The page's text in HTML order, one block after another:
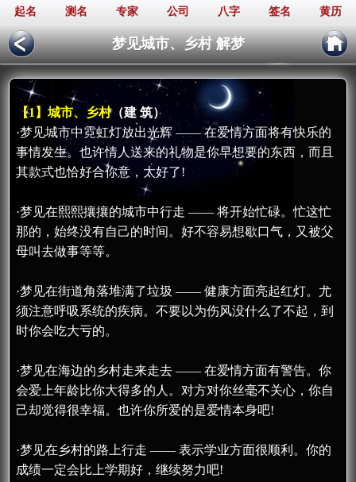
起名 测名 专家 公司 八字 签名 黄历
梦见城市、乡村 解梦
【1】城市、乡村（建 筑）
·梦见城市中霓虹灯放出光辉 —— 在爱情方面将有快乐的
事情发生。也许情人送来的礼物是你早想要的东西，而且
其款式也恰好合你意，太好了!
·梦见在熙熙攘攘的城市中行走 —— 将开始忙碌。忙这忙
那的，始终没有自己的时间。好不容易想歇口气，又被父
母叫去做事等等。
·梦见在街道角落堆满了垃圾 —— 健康方面亮起红灯。尤
须注意呼吸系统的疾病。不要以为伤风没什么了不起，到
时你会吃大亏的。
·梦见在海边的乡村走来走去 —— 在爱情方面有警告。你
会爱上年龄比你大得多的人。对方对你丝毫不关心，你自
己却觉得很幸福。也许你所爱的是爱情本身吧!
·梦见在乡村的路上行走 —— 表示学业方面很顺利。你的
成绩一定会比上学期好，继续努力吧!